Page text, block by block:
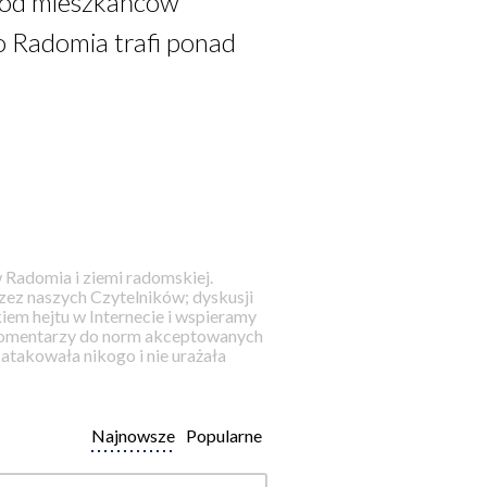
Radomia trafi ponad
i ziemi radomskiej.
naszych Czytelników; dyskusji
hejtu w Internecie i wspieramy
do norm akceptowanych
nikogo i nie urażała
Popularne
Najnowsze